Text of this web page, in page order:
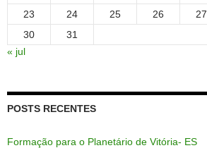
23
24 25 26 27
30
31
« jul
POSTS RECENTES
Formação para o Planetário de Vitória- ES